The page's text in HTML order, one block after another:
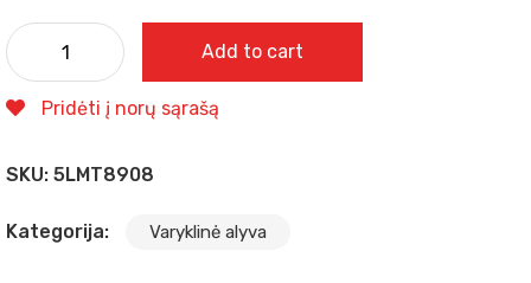
Add to cart
Pridėti į norų sąrašą
SKU: 5LMT8908
Kategorija: Varyklinė alyva